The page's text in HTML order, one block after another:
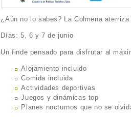
¿Aún no lo sabes? La Colmena
Días: 5, 6 y 7 de junio
Un finde pensado para disfrutar al
Alojamiento incluido
Comida incluida
Actividades deportivas
Juegos y dinámicas top
Planes nocturnos que no se